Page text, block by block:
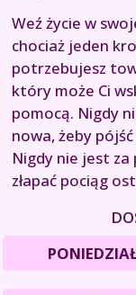
Weź życie w
chociaż jeden
potrzebujesz
który może Ci
pomocą. Nigdy
nowa, żeby
Nigdy nie jest za
złapać pociąg